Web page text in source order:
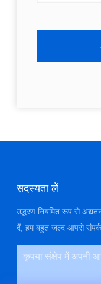
सदस्यता लें
उद्धरण नियमित रूप से
दें, हम बहुत जल्द आपसे